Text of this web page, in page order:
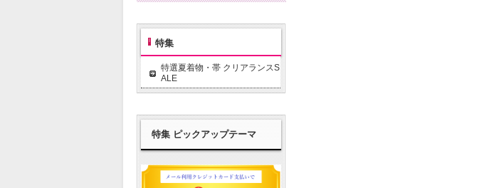
特集
特選夏着物・帯 クリアランスS
ALE
特集 ピックアップテーマ